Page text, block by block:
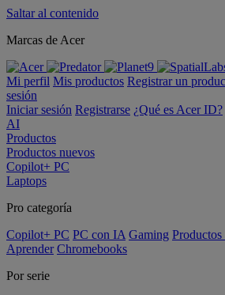
Saltar al contenido
Marcas de Acer
Mi perfil Mis productos Registrar un
sesión
Iniciar sesión Registrarse ¿Qué es Acer ID?
AI
Productos
Productos nuevos
Copilot+ PC
Laptops
Pro categoría
Copilot+ PC PC con IA Gaming Productos
Aprender Chromebooks
Por serie